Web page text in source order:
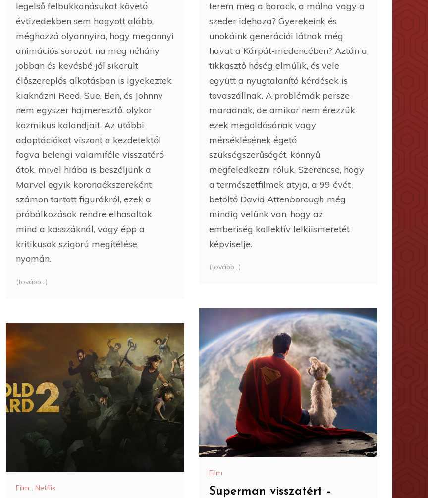
legelső felbukkanásukat követő
évtizedekben sem hagyott alább,
méghozzá olyannyira, hogy megannyi
animációs sorozat, na meg néhány
jobban és kevésbé jól sikerült
élőszereplős alkotásban is igyekeztek
kiaknázni Reed, Sue, Ben, és Johnny
nem egyszer hajmeresztő, olykor
kozmikus kalandjait. Az utóbbi
adaptációkat viszont a kezdetektől
fogva belengi valamiféle visszatérő
átok, mivel hiába is beszéljünk a
Marvel egyik koronaékszereként
számon tartott figurákról, ezek a
próbálkozások rendre elhasaltak
mind a kasszáknál, vagy épp a
kritikusok szigorú megítélése
nyomán.
(tovább…)
terem meg a barack, a málna vagy a
szeder idehaza? Gyerekeink és
unokáink generációi látnak még
havat a Kárpát-medencében? Aztán a
tikkasztő hőség elmúlik, és vele
együtt a nyugtalanító kérdések is
tovaszállnak. A problémák persze
maradnak, de amikor nem érezzük
ezek megoldásának vagy
mérséklésének égető
szükségszerűségét, könnyű
megfeledkezni róluk. Szerencse, hogy
a természetfilmek atyja, a 99 évét
betöltő David Attenborough még
mindig velünk van, hogy az
emberiség kollektív lelkiismeretét
képviselje.
(tovább…)
Film
Superman visszatért –
Film , Netflix